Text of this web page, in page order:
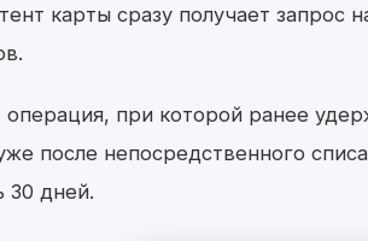
карты сразу получает
при которой ранее
после непосредственного
30 дней.